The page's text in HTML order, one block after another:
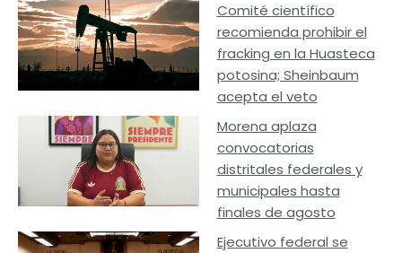
Comité científico
recomienda prohibir el
fracking en la Huasteca
potosina; Sheinbaum
acepta el veto
Morena aplaza
convocatorias
distritales federales y
municipales hasta
finales de agosto
Ejecutivo federal se